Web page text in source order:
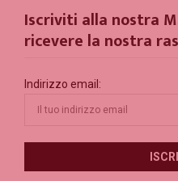
Iscriviti alla nostra
ricevere la nostra
Indirizzo email: